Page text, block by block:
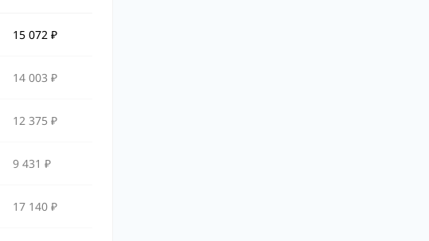
15 072 ₽
14 003 ₽
12 375 ₽
9 431 ₽
17 140 ₽